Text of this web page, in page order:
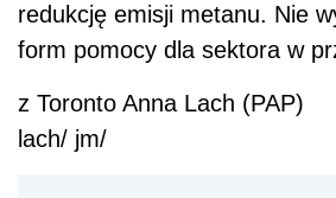
redukcję emisji metanu. Nie
form pomocy dla sektora w
z Toronto Anna Lach (PAP)
lach/ jm/